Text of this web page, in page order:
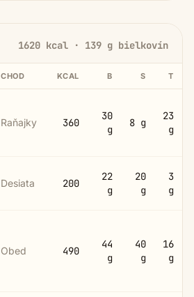
1620 kcal · 139 g bielkovín
CHOD KCAL B S T
Raňajky 360
30
g
8 g
23
g
Desiata 200
22
g
20
g
3
g
Obed 490
44
g
40
g
16
g